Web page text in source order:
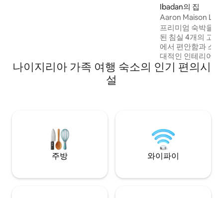
Ibadan의 집
Aaron Maison
개
프리미엄 숙박을
된 침실 4개의 고
에서 편안함과 스
대적인 인테리어,
와이파이, 스마트
및 DStv)를 즐겨보세요. 수영장
라이버시, 편리함
는 곳입니다.
나이지리아 가족 여행 숙소의 인기 편의시
설
주방 와이파이